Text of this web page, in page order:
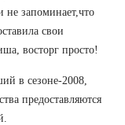
запоминает,что
свои
восторг просто!
в сезоне-2008,
предоставляются